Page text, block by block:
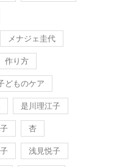
メナジェ圭代
作り方
どものケア
是川理江子
杏
浅見悦子